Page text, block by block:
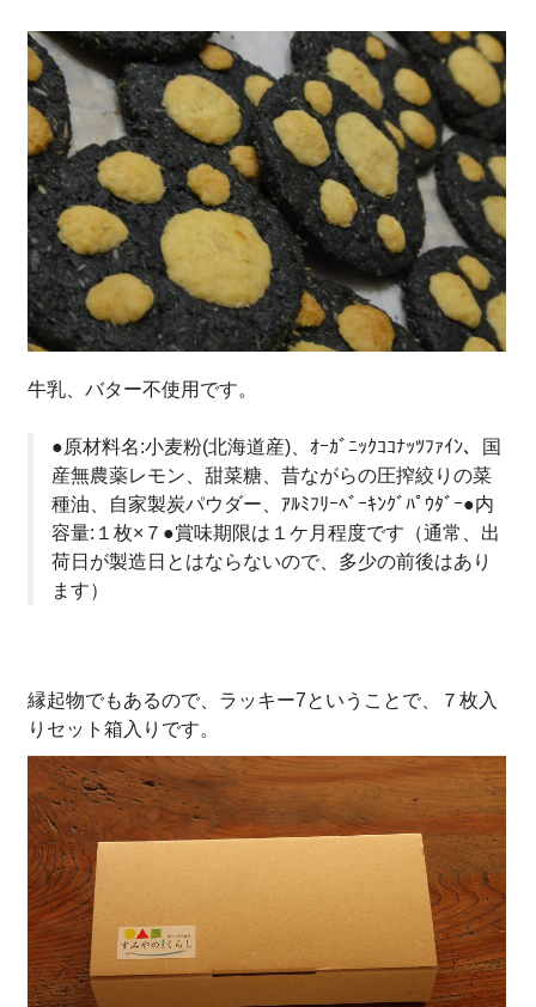
牛乳、バター不使用です。
●原材料名:小麦粉(北海道産)、ｵｰｶﾞﾆｯｸｺｺﾅｯﾂﾌｧｲﾝ、国
産無農薬レモン、甜菜糖、昔ながらの圧搾絞りの菜
種油、自家製炭パウダー、ｱﾙﾐﾌﾘｰﾍﾞｰｷﾝｸﾞﾊﾟｳﾀﾞｰ●内
容量:１枚×７●賞味期限は１ケ月程度です（通常、出
荷日が製造日とはならないので、多少の前後はあり
ます）
縁起物でもあるので、ラッキー7ということで、７枚入
りセット箱入りです。